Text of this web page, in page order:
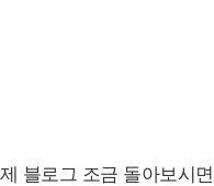
제 블로그 조금 돌아보시